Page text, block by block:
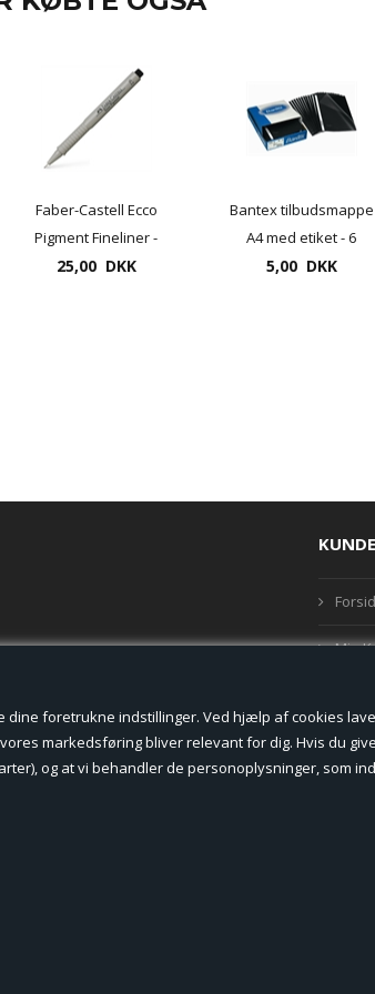
foretrukne indstillinger. Ved hjælp af cookies
markedsføring bliver relevant for dig. Hvis du
og at vi behandler de personoplysninger, som
Faber-Castell Ecco
Pigment Fineliner -
flere tykkelser -
25,00 DKK
Bantex tilbudsmappe
A4 med etiket - 6
forskellige farver
5,00 DKK
Min